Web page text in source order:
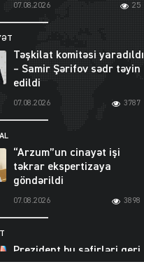
07.08.2026 25
Təşkilat komitəsi yaradıldı
– Samir Şərifov sədr təyin
edildi
07.08.2026 3787
“Arzum”un cinayət işi
təkrar ekspertizaya
göndərildi
07.08.2026 3898
Prezident bu səfirləri geri
çağırdı – Abel